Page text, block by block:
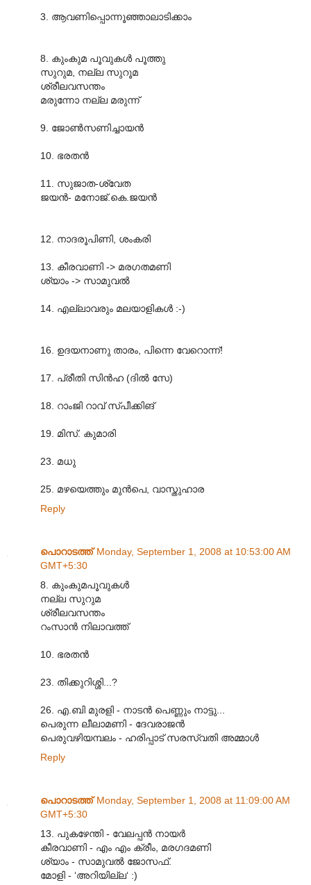
3. ആവണിപ്പൊന്നൂഞ്ഞാലാടിക്കാം
8. കുംകുമ പൂവുകള്‍ പൂത്തു
സുറുമ, നല്ല സുറൂമ
ശ്രീലവസന്തം
മരുന്നോ നല്ല മരുന്ന്
9. ജോണ്‍സണിച്ചായന്‍
10. ഭരതന്‍
11. സുജാത-ശ്വേത
ജയന്‍- മനോജ്.കെ.ജയന്‍
12. നാദരൂപിണി, ശംകരി
13. കീരവാണി -> മരഗതമണി
ശ്യാം -> സാമുവല്‍
14. എല്ലാവരും മലയാളികള്‍ :-)
16. ഉദയനാണു താരം, പിന്നെ വേറൊന്ന്!
17. പ്രീതി സിന്‍ഹ (ദില്‍ സേ)
18. റാംജി റാവ് സ്പീക്കിങ്
19. മിസ്. കുമാരി
23. മധു
25. മഴയെത്തും മുന്‍പെ, വാസ്തുഹാര
Reply
പൊറാടത്ത് Monday, September 1, 2008 at 10:53:00 AM
GMT+5:30
8. കുംകുമപൂവുകൾ
നല്ല സുറുമ
ശ്രീലവസന്തം
റംസാൻ നിലാവത്ത്
10. ഭരതൻ
23. തിക്കുറിശ്ശി...?
26. എ.ബി മുരളി - നാടൻ പെണ്ണും നാട്ടു...
പെരുന്ന ലീലാമണി - ദേവരാജൻ
പെരുവഴിയമ്പലം - ഹരിപ്പാട് സരസ്വതി അമ്മാൾ
Reply
പൊറാടത്ത് Monday, September 1, 2008 at 11:09:00 AM
GMT+5:30
13. പുകഴേന്തി - വേലപ്പൻ നായർ
കീരവാണി - എം എം ക്രീം, മരഗദമണി
ശ്യാം - സാമുവൽ ജോസഫ്.
മോളി - ‘അറിയില്ല‘ :)